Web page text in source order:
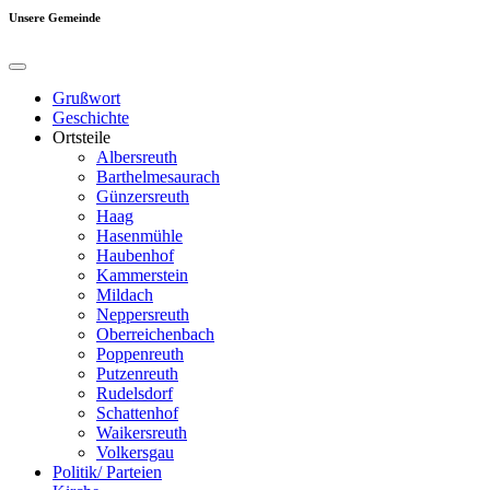
Unsere Gemeinde
Grußwort
Geschichte
Ortsteile
Albersreuth
Barthelmesaurach
Günzersreuth
Haag
Hasenmühle
Haubenhof
Kammerstein
Mildach
Neppersreuth
Oberreichenbach
Poppenreuth
Putzenreuth
Rudelsdorf
Schattenhof
Waikersreuth
Volkersgau
Politik/ Parteien